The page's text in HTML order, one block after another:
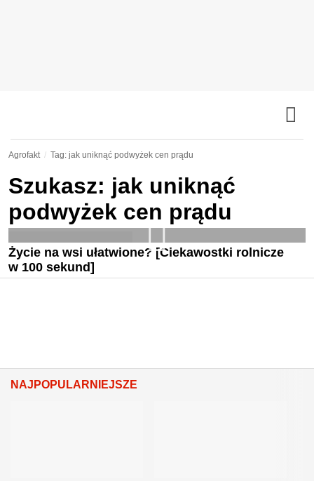
Agrofakt Tag: jak uniknąć podwyżek cen prądu
Szukasz: jak uniknąć
podwyżek cen prądu
Życie na wsi ułatwione? [Ciekawostki rolnicze
w 100 sekund]
NAJPOPULARNIEJSZE